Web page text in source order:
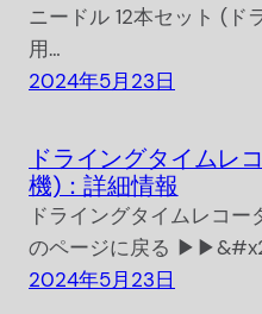
ニードル 12本セット (ド
用…
2024年5月23日
ドライングタイムレ
機)：詳細情報
ドライングタイムレコ
のページに戻る
2024年5月23日